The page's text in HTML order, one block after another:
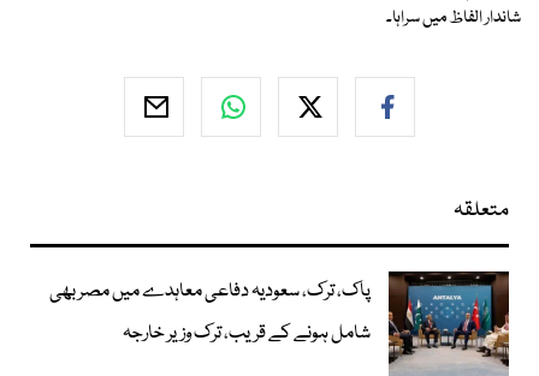
شاندار الفاظ میں سراہا۔
متعلقہ
پاک، ترک، سعودیہ دفاعی معاہدے میں مصر بھی
شامل ہونے کے قریب، ترک وزیر خارجہ